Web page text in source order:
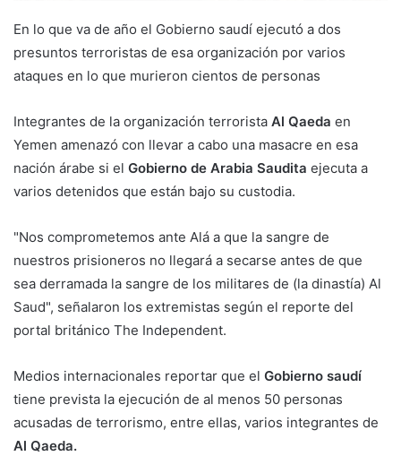
En lo que va de año el Gobierno saudí ejecutó a dos
presuntos terroristas de esa organización por varios
ataques en lo que murieron cientos de personas
Integrantes de la organización terrorista Al Qaeda en
Yemen amenazó con llevar a cabo una masacre en esa
nación árabe si el Gobierno de Arabia Saudita ejecuta a
varios detenidos que están bajo su custodia.
"Nos comprometemos ante Alá a que la sangre de
nuestros prisioneros no llegará a secarse antes de que
sea derramada la sangre de los militares de (la dinastía) Al
Saud", señalaron los extremistas según el reporte del
portal británico The Independent.
Medios internacionales reportar que el Gobierno saudí
tiene prevista la ejecución de al menos 50 personas
acusadas de terrorismo, entre ellas, varios integrantes de
Al Qaeda.